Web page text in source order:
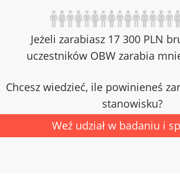
Jeżeli zarabiasz 17 300 PLN
uczestników OBW zarabia
Chcesz wiedzieć, ile powinieneś
stanowisku?
Weź udział w badaniu i